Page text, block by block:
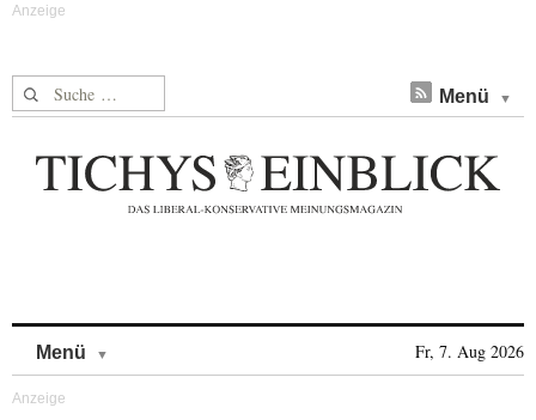
Suche nach: Menü
Menü Fr, 7. Aug 2026